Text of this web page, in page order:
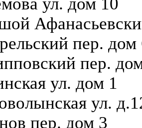
пер. дом
пер.
ул. дом 1
ул.
пер. дом 3